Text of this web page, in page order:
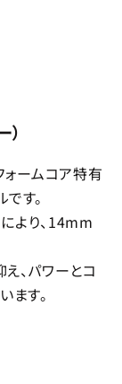
ームコア特有
す。
より、14mm
、パワーとコ
ます。